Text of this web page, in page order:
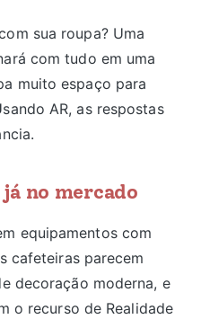
sua roupa? Uma
com tudo em uma
muito espaço para
AR, as respostas
no mercado
equipamentos com
cafeteiras parecem
decoração moderna, e
o recurso de Realidade